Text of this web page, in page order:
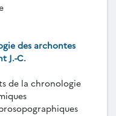
des archontes
J.-C.
de la chronologie